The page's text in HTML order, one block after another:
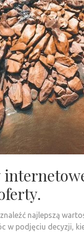
najlepszą
w podjęciu decyzji,